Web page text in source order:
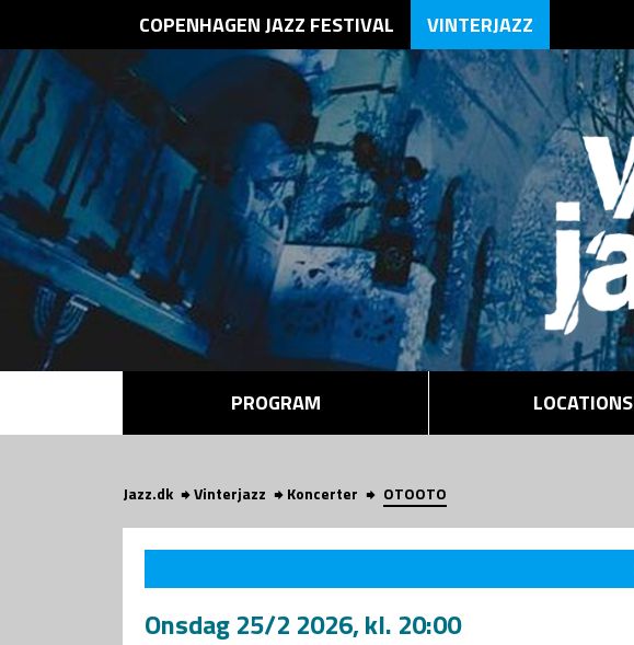
COPENHAGEN JAZZ FESTIVAL VINTERJAZZ
PROGRAM LOCATIONS
Jazz.dk Vinterjazz Koncerter OTOOTO
Onsdag25/2 2026, kl. 20:00